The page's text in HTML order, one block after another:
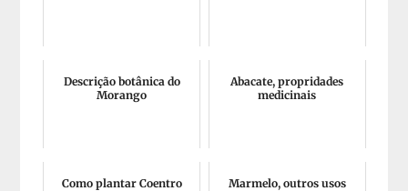
Descrição botânica do
Morango
Abacate, propridades
medicinais
Como plantar Coentro Marmelo, outros usos